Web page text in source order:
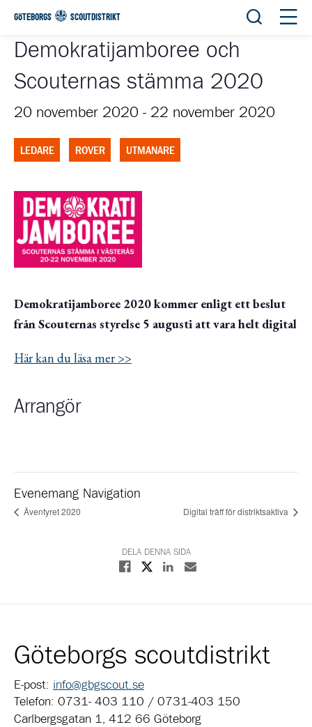
GÖTEBORGS SCOUTDISTRIKT Öppna
Demokratijamboree och
Scouternas stämma 2020
20 november 2020 - 22 november 2020
LEDARE ROVER UTMANARE
Demokratijamboree 2020 kommer enligt ett beslut
från Scouternas styrelse 5 augusti att vara helt digital
Här kan du läsa mer >>
Arrangör
Evenemang Navigation
Äventyret 2020 Digital träff för distriktsaktiva
DELA DENNA SIDA
Dela på Facebook
Dela på XDela på Linkedin
Dela med E-post
Göteborgs scoutdistrikt
E-post: info@gbgscout.se
Telefon: 0731- 403 110 / 0731-403 150
Carlbergsgatan 1, 412 66 Göteborg